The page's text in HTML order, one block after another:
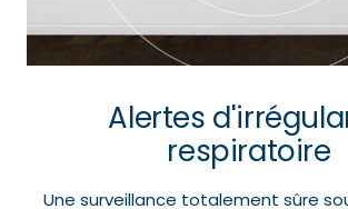
Alertes
respiratoire
Une surveillance totalement sûre